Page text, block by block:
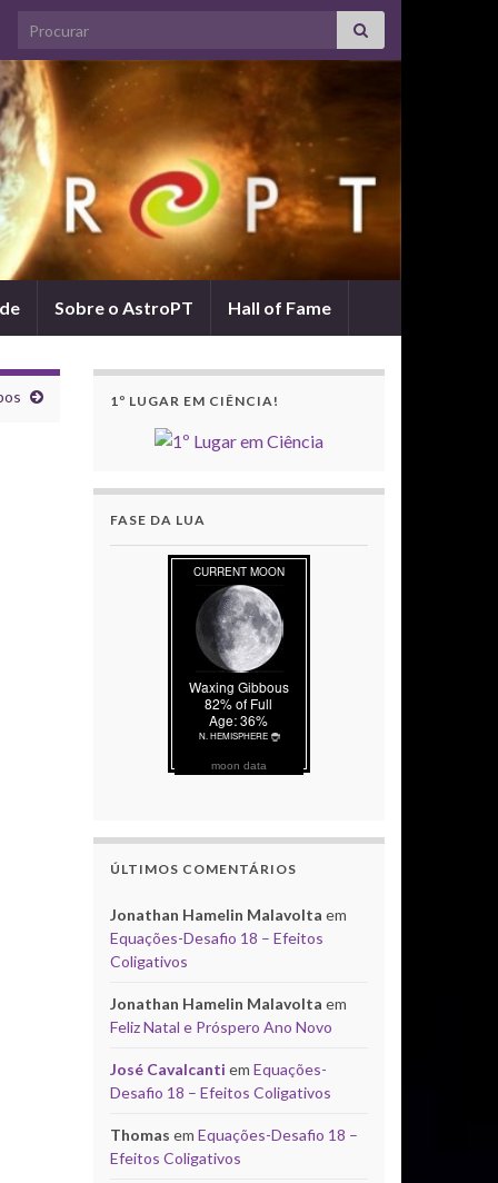
Search for:
Sobre o AstroPT Hall of Fame
1º LUGAR EM CIÊNCIA!
FASE DA LUA
moon data
ÚLTIMOS COMENTÁRIOS
Jonathan Hamelin Malavolta em
Equações-Desafio 18 – Efeitos
Coligativos
Jonathan Hamelin Malavolta em
Feliz Natal e Próspero Ano Novo
José Cavalcanti em Equações-
Desafio 18 – Efeitos Coligativos
Thomas em Equações-Desafio 18 –
Efeitos Coligativos